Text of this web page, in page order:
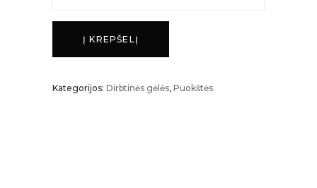
Į KREPŠELĮ
Kategorijos: Dirbtinės gėlės, Puokštės